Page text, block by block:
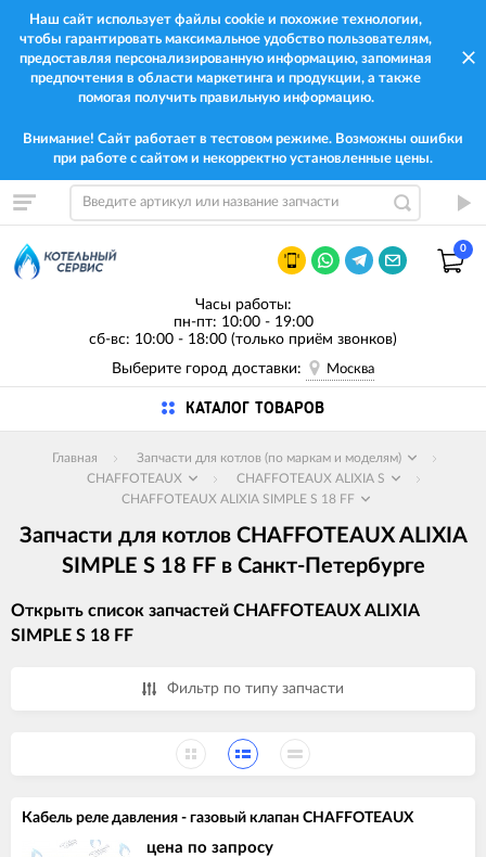
Наш сайт использует файлы cookie и похожие технологии,
чтобы гарантировать максимальное удобство пользователям,
предоставляя персонализированную информацию, запоминая
предпочтения в области маркетинга и продукции, а также
помогая получить правильную информацию.
Внимание! Сайт работает в тестовом режиме. Возможны ошибки
при работе с сайтом и некорректно установленные цены.
0
Часы работы:
пн-пт: 10:00 - 19:00
сб-вс: 10:00 - 18:00 (только приём звонков)
Выберите город доставки:
Москва
КАТАЛОГ ТОВАРОВ
Главная
Запчасти для котлов (по маркам и моделям)
CHAFFOTEAUX
CHAFFOTEAUX ALIXIA S
CHAFFOTEAUX ALIXIA SIMPLE S 18 FF
Запчасти для котлов CHAFFOTEAUX ALIXIA
SIMPLE S 18 FF в Санкт-Петербурге
Открыть список запчастей CHAFFOTEAUX ALIXIA
SIMPLE S 18 FF
Фильтр по типу запчасти
Кабель реле давления - газовый клапан CHAFFOTEAUX
цена по запросу